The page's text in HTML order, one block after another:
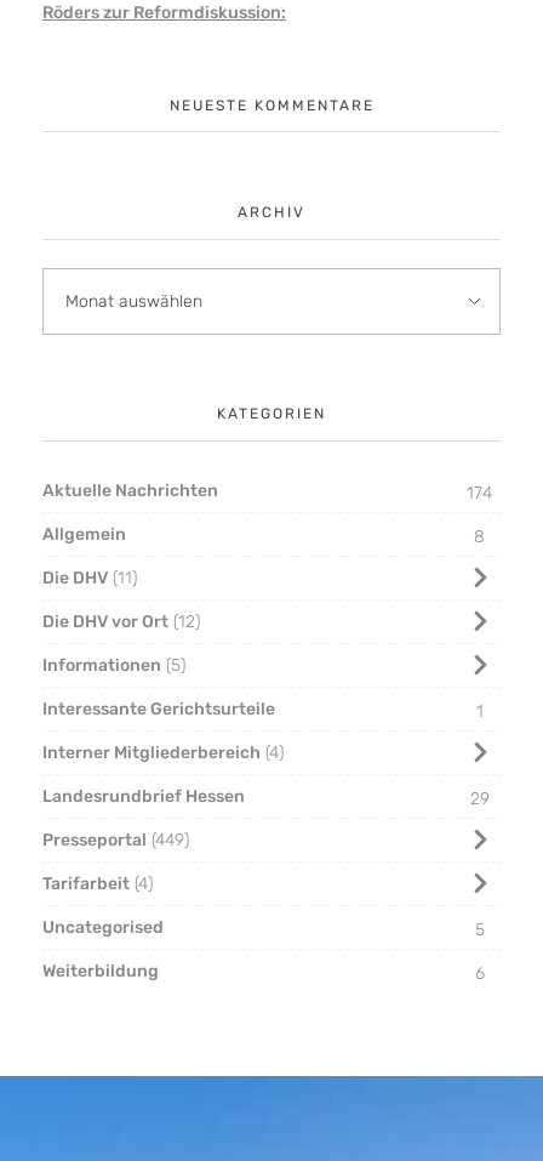
Röders zur Reformdiskussion:
NEUESTE KOMMENTARE
ARCHIV
KATEGORIEN
Aktuelle Nachrichten
174
Allgemein
8
Die DHV 11
Die DHV vor Ort 12
Informationen 5
Interessante Gerichtsurteile
1
Interner Mitgliederbereich 4
Landesrundbrief Hessen
29
Presseportal 449
Tarifarbeit 4
Uncategorised
5
Weiterbildung
6